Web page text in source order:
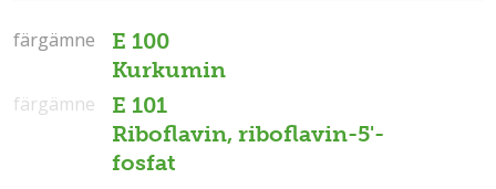
E 100
Kurkumin
färgämne
färgämne
E 101
Riboflavin, riboflavin-5'-
fosfat
färgämne